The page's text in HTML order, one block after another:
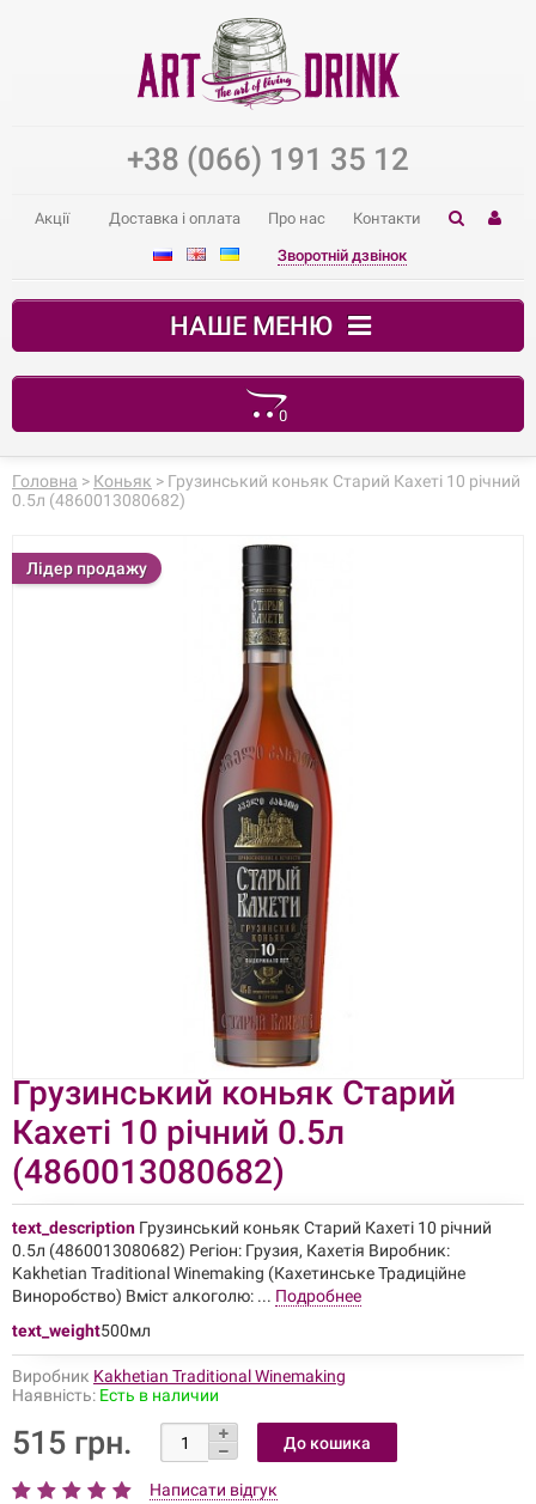
+38 (066) 191 35 12
Акції Доставка і оплата Про нас Контакти
Зворотній дзвінок
НАШЕ МЕНЮ
0
Ваш кошик порожній
Головна > Коньяк > Грузинський коньяк Старий Кахеті 10 річний
0.5л (4860013080682)
Лідер продажу
Грузинський коньяк Старий
Кахеті 10 річний 0.5л
(4860013080682)
text_description Грузинський коньяк Старий Кахеті 10 річний
0.5л (4860013080682) Регіон: Грузия, Кахетія Виробник:
Kakhetian Traditional Winemaking (Кахетинське Традиційне
Виноробство) Вміст алкоголю: ... Подробнее
text_weight500мл
Виробник Kakhetian Traditional Winemaking
Наявність: Есть в наличии
515 грн.
Написати відгук